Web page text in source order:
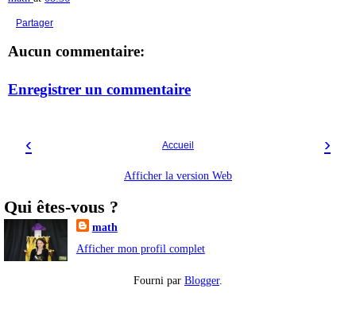
Partager
Aucun commentaire:
Enregistrer un commentaire
‹ ›
Accueil
Afficher la version Web
Qui êtes-vous ?
math
Afficher mon profil complet
Fourni par Blogger.